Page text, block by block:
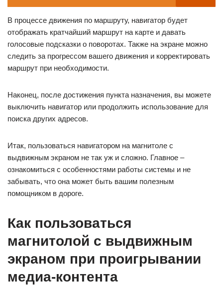
В процессе движения по маршруту, навигатор будет
отображать кратчайший маршрут на карте и давать
голосовые подсказки о поворотах. Также на экране можно
следить за прогрессом вашего движения и корректировать
маршрут при необходимости.
Наконец, после достижения пункта назначения, вы можете
выключить навигатор или продолжить использование для
поиска других адресов.
Итак, пользоваться навигатором на магнитоле с
выдвижным экраном не так уж и сложно. Главное –
ознакомиться с особенностями работы системы и не
забывать, что она может быть вашим полезным
помощником в дороге.
Как пользоваться
магнитолой с выдвижным
экраном при проигрывании
медиа-контента